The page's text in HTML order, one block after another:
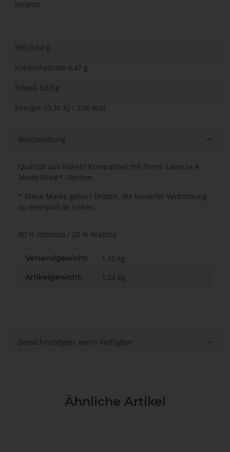
Incanto
Fett 0,04 g
Kohlenhydrate 0,47 g
Eiweiß 0,53 g
Energie 19,30 KJ / 5,06 kcal
Beschreibung
Qualität aus Italien! Kompatibel mit Ihrem Lavazza A
Modo Mio®* -System.
* Diese Marke gehört Dritten, die keinerlei Verbindung
zu meinpad.de haben.
80 % Robusta / 20 % Arabica
Produkteigenschaft
Wert
Versandgewicht: 1,35 kg
Artikelgewicht: 1,24 kg
Benachrichtigen, wenn verfügbar
Ähnliche Artikel